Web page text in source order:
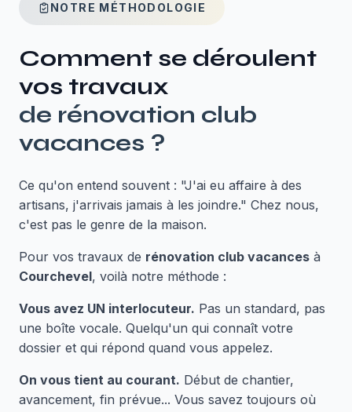
NOTRE MÉTHODOLOGIE
Comment se déroulent
vos travaux
de rénovation club
vacances ?
Ce qu'on entend souvent : "J'ai eu affaire à des
artisans, j'arrivais jamais à les joindre." Chez nous,
c'est pas le genre de la maison.
Pour vos travaux de rénovation club vacances à
Courchevel, voilà notre méthode :
Vous avez UN interlocuteur. Pas un standard, pas
une boîte vocale. Quelqu'un qui connaît votre
dossier et qui répond quand vous appelez.
On vous tient au courant. Début de chantier,
avancement, fin prévue... Vous savez toujours où